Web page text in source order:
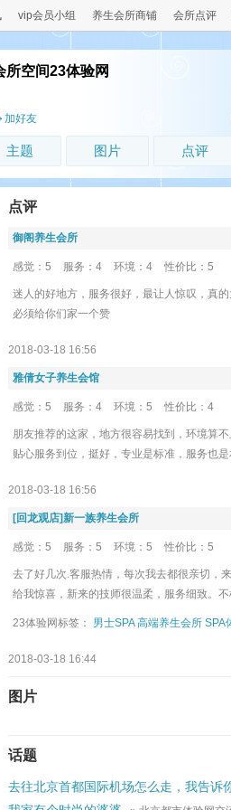
vip会员小组 养生会所商铺 会所点评
所空间23体验网
加好友
主题 图片 点评
点评
御阁养生会所
感觉：5 服务：4 环境：4 性价比：5
迷人的好地方，服务很好，最让人惊叹，真
必须给你们家一个赞
2018-03-18 16:56
雅倩女子养生会馆
感觉：5 服务：4 环境：5 性价比：4
朋友推荐的这家，地方很容易找到，环境算
贴心服务到位，挺好，专业是标准，服务也
2018-03-18 16:56
[回龙观店]新一族养生会所
感觉：5 服务：5 环境：5 性价比：5
去了好几次.客服热情，每次我去都很亲切，
给我惊喜，新来的技师很温柔，服务细致。不
23体验网标签： 男士SPA 高端养生会所 SPA
2018-03-18 16:44
图片
话题
去往北京首都国际机场怎么走，我告诉